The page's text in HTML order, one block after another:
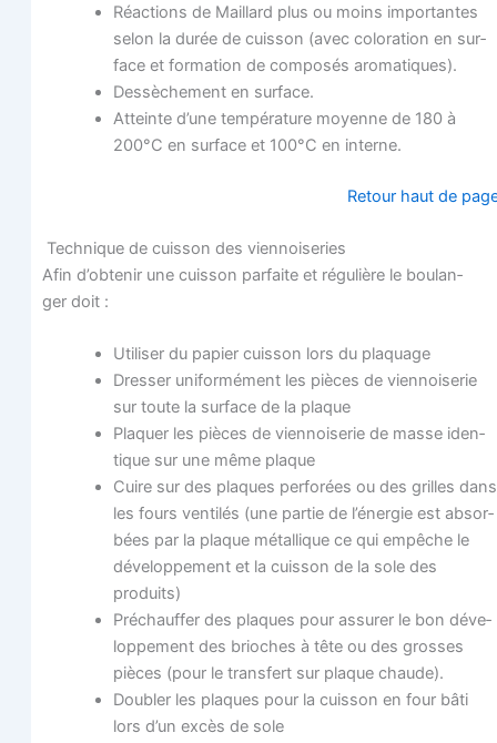
Réac­tions de Maillard plus ou moins impor­tantes
selon la durée de cuis­son (avec colo­ra­tion en sur­
face et for­ma­tion de com­po­sés aromatiques).
Des­sè­che­ment en surface.
Atteinte d’une tem­pé­ra­ture moyenne de 180 à
200°C en sur­face et 100°C en interne.
Retour haut de
Tech­nique de cuis­son des viennoiseries
Afin d’obtenir une cuis­son par­faite et régu­lière le bou­lan­
ger doit :
Uti­li­ser du papier cuis­son lors du plaquage
Dres­ser uni­for­mé­ment les pièces de vien­noi­se­rie
sur toute la sur­face de la plaque
Pla­quer les pièces de vien­noi­se­rie de masse iden­
tique sur une même plaque
Cuire sur des plaques per­fo­rées ou des grilles dans
les fours ven­ti­lés (une par­tie de l’énergie est absor­
bées par la plaque métal­lique ce qui empêche le
déve­lop­pe­ment et la cuis­son de la sole des
produits)
Pré­chauf­fer des plaques pour assu­rer le bon déve­
lop­pe­ment des brioches à tête ou des grosses
pièces (pour le trans­fert sur plaque chaude).
Dou­bler les plaques pour la cuis­son en four bâti
lors d’un excès de sole